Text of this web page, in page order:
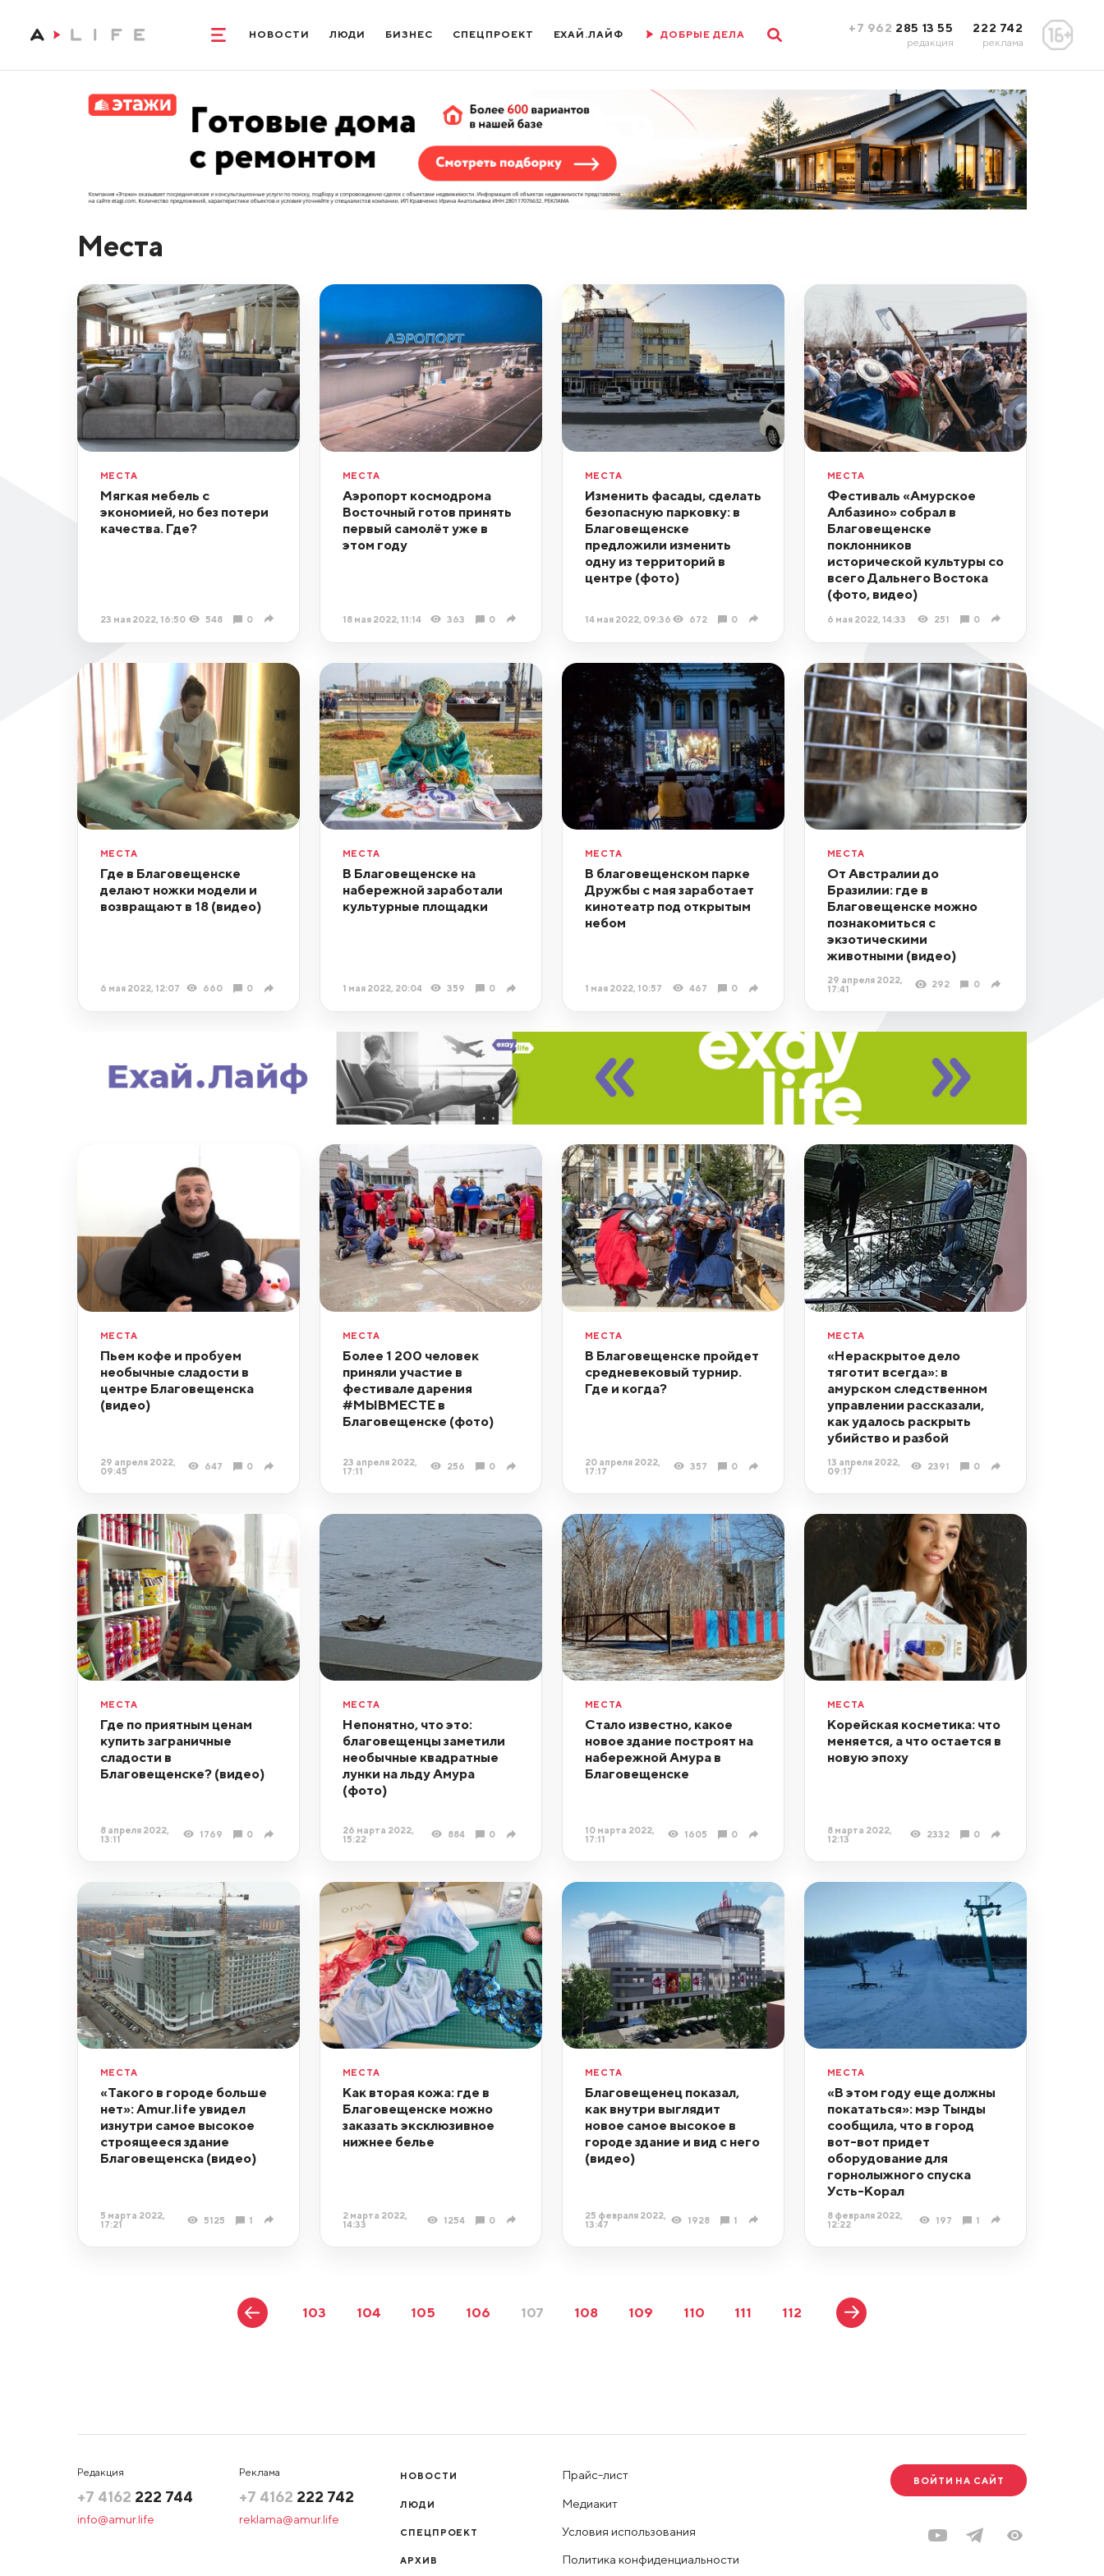
НОВОСТИ ЛЮДИ БИЗНЕС СПЕЦПРОЕКТ ЕХАЙ.ЛАЙФ ДОБРЫЕ ДЕЛА +7 962 285 13 55
редакция
222 742
реклама
Места
МЕСТА
Мягкая мебель с
экономией, но без потери
качества. Где?
23 мая 2022, 16:50 548 0
МЕСТА
Аэропорт космодрома
Восточный готов принять
первый самолёт уже в
этом году
18 мая 2022, 11:14 363 0
МЕСТА
Изменить фасады, сделать
безопасную парковку: в
Благовещенске
предложили изменить
одну из территорий в
центре (фото)
14 мая 2022, 09:36 672 0
МЕСТА
Фестиваль «Амурское
Албазино» собрал в
Благовещенске
поклонников
исторической культуры со
всего Дальнего Востока
(фото, видео)
6 мая 2022, 14:33 251 0
МЕСТА
Где в Благовещенске
делают ножки модели и
возвращают в 18 (видео)
6 мая 2022, 12:07 660 0
МЕСТА
В Благовещенске на
набережной заработали
культурные площадки
1 мая 2022, 20:04 359 0
МЕСТА
В благовещенском парке
Дружбы с мая заработает
кинотеатр под открытым
небом
1 мая 2022, 10:57 467 0
МЕСТА
От Австралии до
Бразилии: где в
Благовещенске можно
познакомиться с
экзотическими
животными (видео)
29 апреля 2022,
17:41
292 0
МЕСТА
Пьем кофе и пробуем
необычные сладости в
центре Благовещенска
(видео)
29 апреля 2022,
09:45
647 0
МЕСТА
Более 1 200 человек
приняли участие в
фестивале дарения
#МЫВМЕСТЕ в
Благовещенске (фото)
23 апреля 2022,
17:11
256 0
МЕСТА
В Благовещенске пройдет
средневековый турнир.
Где и когда?
20 апреля 2022,
17:17
357 0
МЕСТА
«Нераскрытое дело
тяготит всегда»: в
амурском следственном
управлении рассказали,
как удалось раскрыть
убийство и разбой
13 апреля 2022,
09:17
2391 0
МЕСТА
Где по приятным ценам
купить заграничные
сладости в
Благовещенске? (видео)
8 апреля 2022,
13:11
1769 0
МЕСТА
Непонятно, что это:
благовещенцы заметили
необычные квадратные
лунки на льду Амура
(фото)
26 марта 2022,
15:22
884 0
МЕСТА
Стало известно, какое
новое здание построят на
набережной Амура в
Благовещенске
10 марта 2022,
17:11
1605 0
МЕСТА
Корейская косметика: что
меняется, а что остается в
новую эпоху
8 марта 2022,
12:13
2332 0
МЕСТА
«Такого в городе больше
нет»: Amur.life увидел
изнутри самое высокое
строящееся здание
Благовещенска (видео)
5 марта 2022,
17:21
5125 1
МЕСТА
Как вторая кожа: где в
Благовещенске можно
заказать эксклюзивное
нижнее белье
2 марта 2022,
14:33
1254 0
МЕСТА
Благовещенец показал,
как внутри выглядит
новое самое высокое в
городе здание и вид с него
(видео)
25 февраля 2022,
13:47
1928 1
МЕСТА
«В этом году еще должны
покататься»: мэр Тынды
сообщила, что в город
вот-вот придет
оборудование для
горнолыжного спуска
Усть-Корал
8 февраля 2022,
12:22
197 1
103 104 105 106 107 108 109 110 111 112
Редакция
+7 4162 222 744
info@amur.life
Реклама
+7 4162 222 742
reklama@amur.life
НОВОСТИ
ЛЮДИ
СПЕЦПРОЕКТ
АРХИВ
Прайс-лист
Медиакит
Условия использования
Политика конфиденциальности
ВОЙТИ НА САЙТ